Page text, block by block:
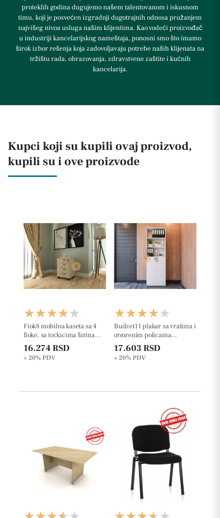
proteklih godina dugujemo našem talentovanom i iskusnom
timu, koji je posvećen izgradnji dugotrajnih odnosa pružanjem
najvišeg nivoa usluga našim klijentima. Kao vodeći proizvođač
u industriji kancelarijskog nameštaja, ponosni smo što imamo
širok izbor rešenja koja zadovoljavaju potrebe naših klijenata na
tržištu rada, obrazovanja, zdravstvene zaštite i kućnih
kancelarija.
Kupci koji su kupili ovaj proizvod,
kupili su i ove proizvode
Fiok8 mobilna kaseta sa 4
fioke, sa tockicima širina
42x50x63cm
16.274 RSD
+ 20%PDV
Budzet11 plakar sa vratima i
otvorenim policama
227.6cm
17.603 RSD
+ 20%PDV